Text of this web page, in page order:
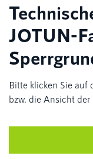
JOTUN-
Bitte klicken Sie auf
bzw. die Ansicht